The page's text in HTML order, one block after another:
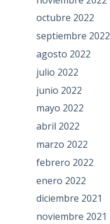
octubre 2022
septiembre 2022
agosto 2022
julio 2022
junio 2022
mayo 2022
abril 2022
marzo 2022
febrero 2022
enero 2022
diciembre 2021
noviembre 2021